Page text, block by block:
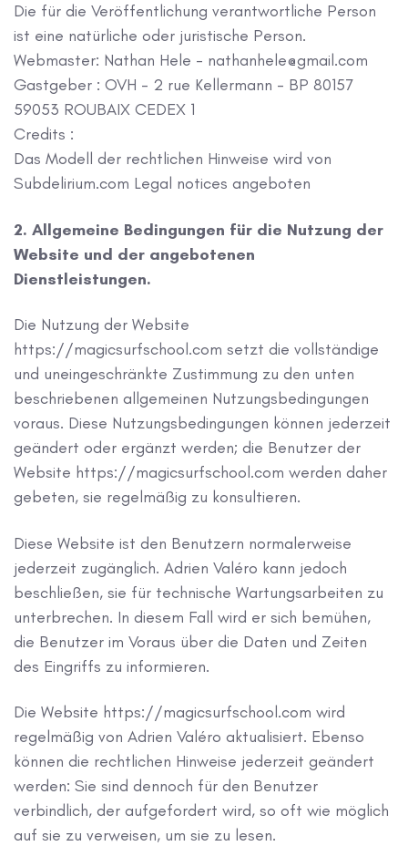
Die für die Veröffentlichung verantwortliche Person
ist eine natürliche oder juristische Person.
Webmaster: Nathan Hele - nathanhele@gmail.com
Gastgeber : OVH - 2 rue Kellermann - BP 80157
59053 ROUBAIX CEDEX 1
Credits :
Das Modell der rechtlichen Hinweise wird von
Subdelirium.com Legal notices angeboten
2. Allgemeine Bedingungen für die Nutzung der
Website und der angebotenen
Dienstleistungen.
Die Nutzung der Website
https://magicsurfschool.com setzt die vollständige
und uneingeschränkte Zustimmung zu den unten
beschriebenen allgemeinen Nutzungsbedingungen
voraus. Diese Nutzungsbedingungen können jederzeit
geändert oder ergänzt werden; die Benutzer der
Website https://magicsurfschool.com werden daher
gebeten, sie regelmäßig zu konsultieren.
Diese Website ist den Benutzern normalerweise
jederzeit zugänglich. Adrien Valéro kann jedoch
beschließen, sie für technische Wartungsarbeiten zu
unterbrechen. In diesem Fall wird er sich bemühen,
die Benutzer im Voraus über die Daten und Zeiten
des Eingriffs zu informieren.
Die Website https://magicsurfschool.com wird
regelmäßig von Adrien Valéro aktualisiert. Ebenso
können die rechtlichen Hinweise jederzeit geändert
werden: Sie sind dennoch für den Benutzer
verbindlich, der aufgefordert wird, so oft wie möglich
auf sie zu verweisen, um sie zu lesen.